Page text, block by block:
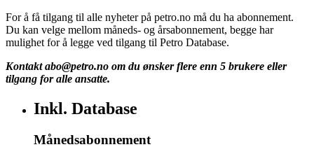
For å få tilgang til alle nyheter på petro.no må du ha abonnement.
Du kan velge mellom måneds- og årsabonnement, begge har
mulighet for å legge ved tilgang til Petro Database.
Kontakt abo@petro.no om du ønsker flere enn 5 brukere eller
tilgang for alle ansatte.
Inkl. Database
Månedsabonnement